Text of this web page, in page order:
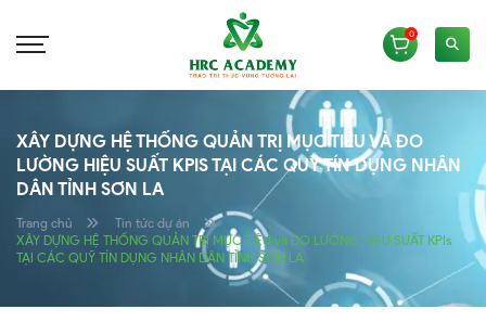
0
XÂY DỰNG HỆ THỐNG QUẢN TRỊ MỤC TIÊU VÀ ĐO
LƯỜNG HIỆU SUẤT KPIS TẠI CÁC QUỸ TÍN DỤNG NHÂN
DÂN TỈNH SƠN LA
Trang chủ
Tin tức dự án
XÂY DỰNG HỆ THỐNG QUẢN TRỊ MỤC TIÊU và ĐO LƯỜNG HIỆU SUẤT KPIs
TẠI CÁC QUỸ TÍN DỤNG NHÂN DÂN TỈNH SƠN LA